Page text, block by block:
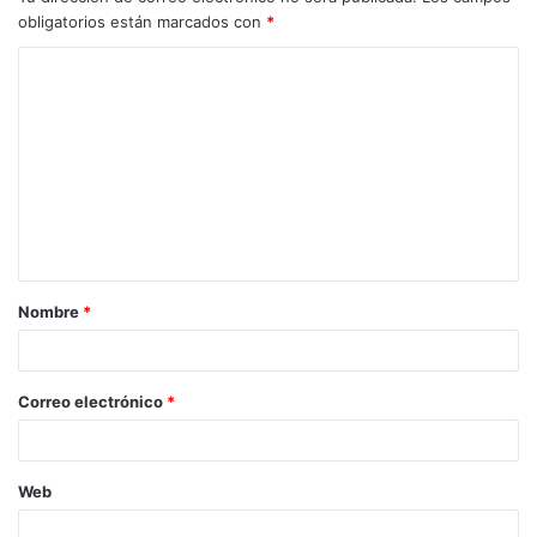
obligatorios están marcados con *
Nombre *
Correo electrónico *
Web